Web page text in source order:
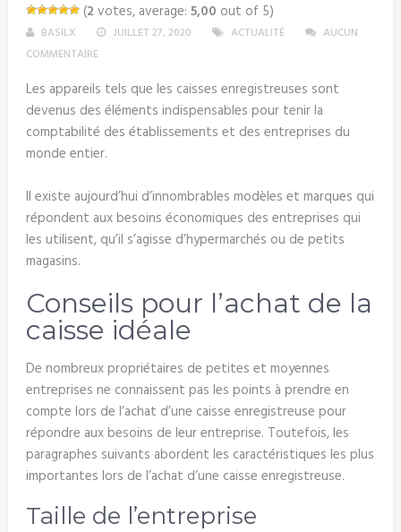
(2 votes, average: 5,00 out of 5)
BASILX JUILLET 27, 2020 ACTUALITÉ
AUCUN
COMMENTAIRE
Les appareils tels que les caisses enregistreuses sont
devenus des éléments indispensables pour tenir la
comptabilité des établissements et des entreprises du
monde entier.
Il existe aujourd’hui d’innombrables modèles et marques qui
répondent aux besoins économiques des entreprises qui
les utilisent, qu’il s’agisse d’hypermarchés ou de petits
magasins.
Conseils pour l’achat de la
caisse idéale
De nombreux propriétaires de petites et moyennes
entreprises ne connaissent pas les points à prendre en
compte lors de l’achat d’une caisse enregistreuse pour
répondre aux besoins de leur entreprise. Toutefois, les
paragraphes suivants abordent les caractéristiques les plus
importantes lors de l’achat d’une caisse enregistreuse.
Taille de l’entreprise